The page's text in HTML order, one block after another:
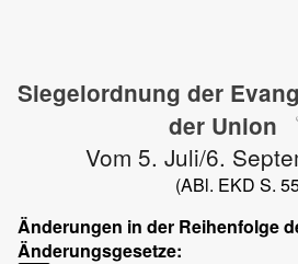
Siegelordnung der
der Union
Vom 5. Juli/6.
(ABl. EKD S.
Änderungen in der Reihenfolge
Änderungsgesetze: